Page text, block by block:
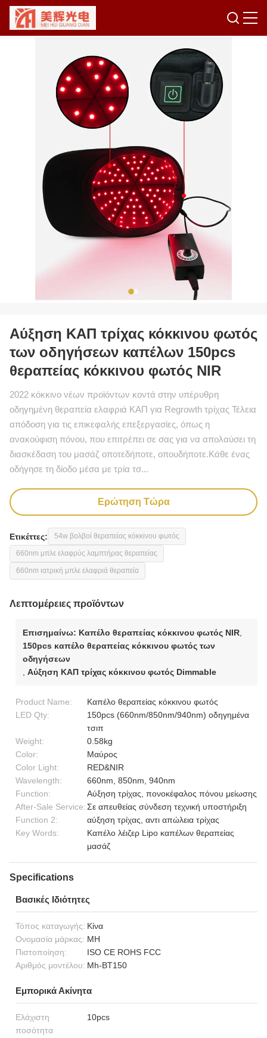
Αύξηση ΚΑΠ τρίχας κόκκινου φωτός
των οδηγήσεων καπέλων 150pcs
θεραπείας κόκκινου φωτός NIR
2022 κόκκινο νέων προϊόντων κοντά στην υπέρυθρη
οδηγημένη θεραπεία ελαφριά ΚΑΠ για Regrowth τρίχας Τέλεια
απόδοση για τις επικεφαλής επεξεργασίες, όπως η
ανακούφιση πόνου, που επιτρέπει σε σας για να απολαύσει τη
διασκέδαση του μασάζ οποτεδήποτε, οπουδήποτε.Κάθε ένας
οδήγησε τη δίοδο μέσα με τρία τσ...
Ερώτηση Τώρα
Ετικέττες: 54w βολβοί θεραπείας κόκκινου φωτός
660nm μπλε ελαφρύς λαμπτήρας θεραπείας
660nm ιατρική μπλε ελαφριά θεραπεία
Λεπτομέρειες προϊόντων
Επισημαίνω: Καπέλο θεραπείας κόκκινου φωτός NIR
150pcs καπέλο θεραπείας κόκκινου φωτός των
οδηγήσεων
Αύξηση ΚΑΠ τρίχας κόκκινου φωτός Dimmable
Product Name:
Καπέλο θεραπείας κόκκινου φωτός
LED Qty:
150pcs (660nm/850nm/940nm) οδηγημένα
τσιπ
Weight:
0.58kg
Color:
Μαύρος
Color Light:
RED&NIR
Wavelength:
660nm, 850nm, 940nm
Function:
Αύξηση τρίχας, πονοκέφαλος πόνου μείωσης
After-Sale Service:Σε απευθείας σύνδεση τεχνική υποστήριξη
Function 2:
αύξηση τρίχας, αντι απώλεια τρίχας
Key Words:
Καπέλο λέιζερ Lipo καπέλων θεραπείας
μασάζ
Specifications
Βασικές Ιδιότητες
Τόπος καταγωγής: Κίνα
Ονομασία μάρκας: MH
Πιστοποίηση:
ISO CE ROHS FCC
Αριθμός μοντέλου: Mh-BT150
Εμπορικά Ακίνητα
Ελάχιστη
ποσότητα
10pcs